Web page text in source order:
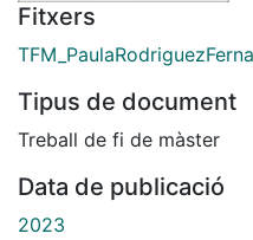
Fitxers
Tipus de document
Treball de fi de màster
Data de publicació
2023